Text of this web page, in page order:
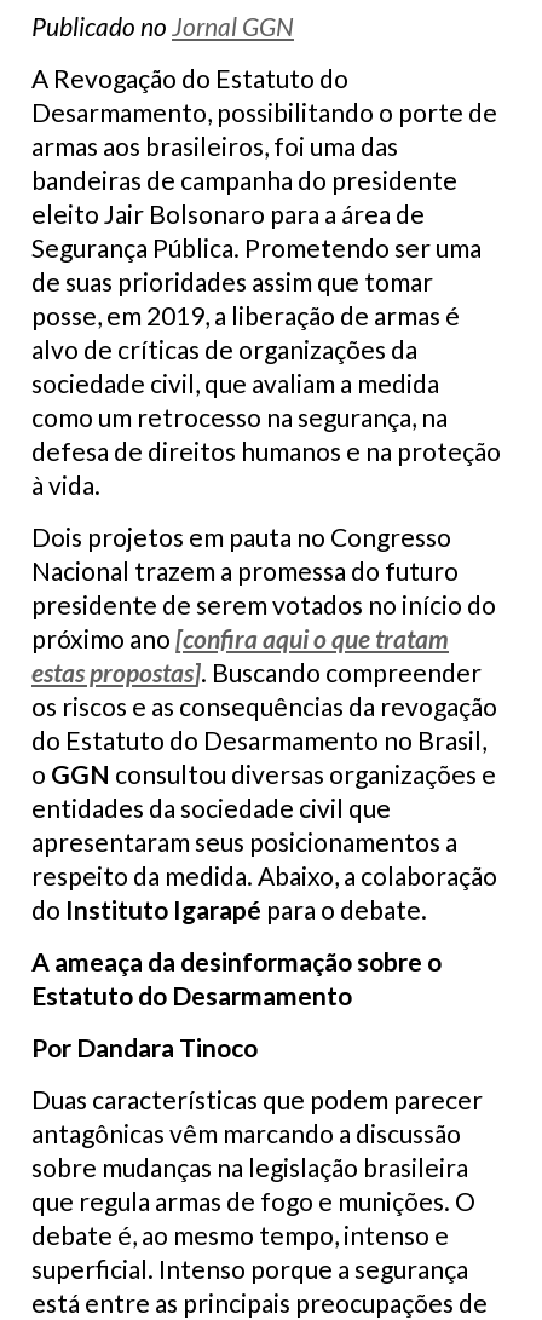
Publicado no Jornal GGN
A Revogação do Estatuto do
Desarmamento, possibilitando o porte de
armas aos brasileiros, foi uma das
bandeiras de campanha do presidente
eleito Jair Bolsonaro para a área de
Segurança Pública. Prometendo ser uma
de suas prioridades assim que tomar
posse, em 2019, a liberação de armas é
alvo de críticas de organizações da
sociedade civil, que avaliam a medida
como um retrocesso na segurança, na
defesa de direitos humanos e na proteção
à vida.
Dois projetos em pauta no Congresso
Nacional trazem a promessa do futuro
presidente de serem votados no início do
próximo ano [confira aqui o que tratam
estas propostas]. Buscando compreender
os riscos e as consequências da revogação
do Estatuto do Desarmamento no Brasil,
o GGN consultou diversas organizações e
entidades da sociedade civil que
apresentaram seus posicionamentos a
respeito da medida. Abaixo, a colaboração
do Instituto Igarapé para o debate.
A ameaça da desinformação sobre o
Estatuto do Desarmamento
Por Dandara Tinoco
Duas características que podem parecer
antagônicas vêm marcando a discussão
sobre mudanças na legislação brasileira
que regula armas de fogo e munições. O
debate é, ao mesmo tempo, intenso e
superficial. Intenso porque a segurança
está entre as principais preocupações de